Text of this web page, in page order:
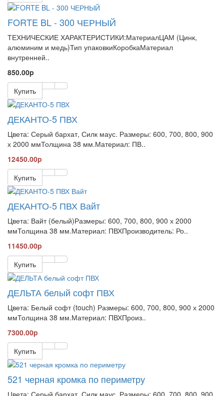
FORTE BL - 300 ЧЕРНЫЙ
ТЕХНИЧЕСКИЕ ХАРАКТЕРИСТИКИ:МатериалЦАМ (Цинк,
алюминим и медь)Тип упаковкиКоробкаМатериал
внутренней..
850.00p
Купить
ДЕКАНТО-5 ПВХ
Цвета: Серый бархат, Силк маус. Размеры: 600, 700, 800, 900
х 2000 ммТолщина 38 мм.Материал: ПВ..
12450.00p
Купить
ДЕКАНТО-5 ПВХ Вайт
Цвета: Вайт (белый)Размеры: 600, 700, 800, 900 х 2000
ммТолщина 38 мм.Материал: ПВХПроизводитель: Ро..
11450.00p
Купить
ДЕЛЬТА белый софт ПВХ
Цвета: Белый софт (touch) Размеры: 600, 700, 800, 900 х 2000
ммТолщина 38 мм.Материал: ПВХПроиз..
7300.00p
Купить
521 черная кромка по периметру
Цвета: Серый бархат, Силк маус. Размеры: 600, 700, 800, 900